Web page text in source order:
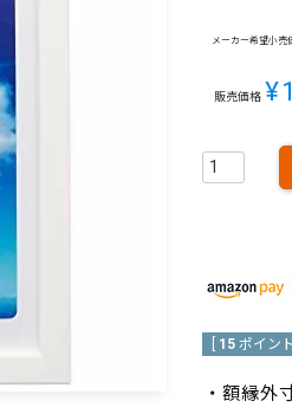
メーカー希望小売
販売価格 ¥
15 ポイン
・額縁外